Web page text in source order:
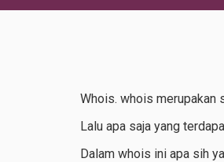
Whois. whois merupakan
Lalu apa saja yang
Dalam whois ini apa sih